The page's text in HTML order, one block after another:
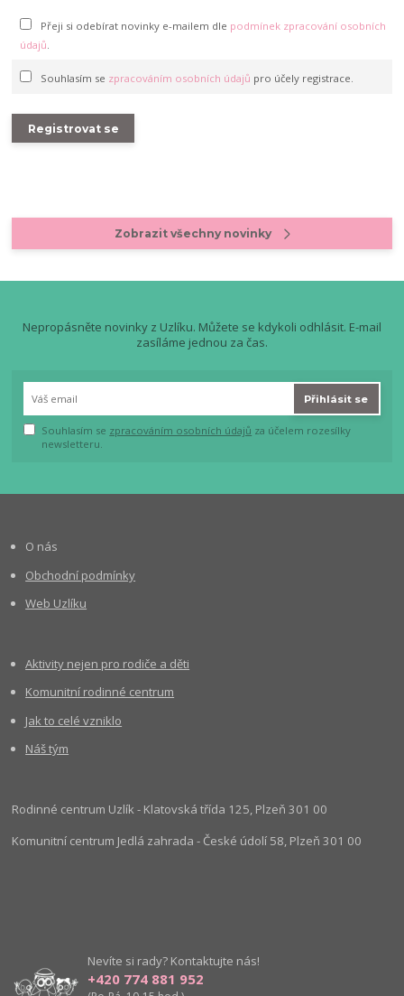
Zobrazit všechny novinky
Přeji si odebírat novinky e-mailem dle podmínek zpracování osobních
údajů
Souhlasím se zpracováním osobních údajů pro účely registrace.
Registrovat se
Nepropásněte novinky z Uzlíku. Můžete se kdykoli odhlásit. E-mail
zasíláme jednou za čas.
Přihlásit se
Souhlasím se zpracováním osobních údajů za účelem rozesílky
newsletteru.
O nás
Obchodní podmínky
Web Uzlíku
Aktivity nejen pro rodiče a děti
Komunitní rodinné centrum
Jak to celé vzniklo
Náš tým
Rodinné centrum Uzlík - Klatovská třída 125, Plzeň 301 00
Komunitní centrum Jedlá zahrada - České údolí 58, Plzeň 301 00
Nevíte si rady? Kontaktujte nás!
+420 774 881 952